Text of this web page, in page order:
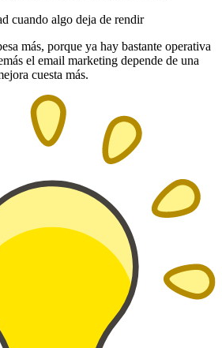
cuando algo deja de rendir
más, porque ya hay bastante operativa
el email marketing depende de una
cuesta más.